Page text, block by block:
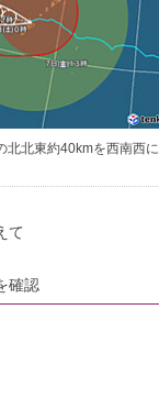
北北東約40kmを西南西に
て
確認